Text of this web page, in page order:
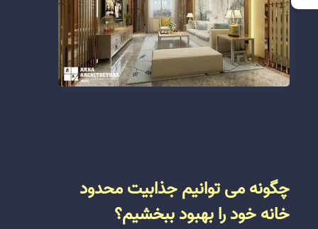
چگونه می توانیم جذابیت محدود
خانه خود را بهبود ببخشیم؟